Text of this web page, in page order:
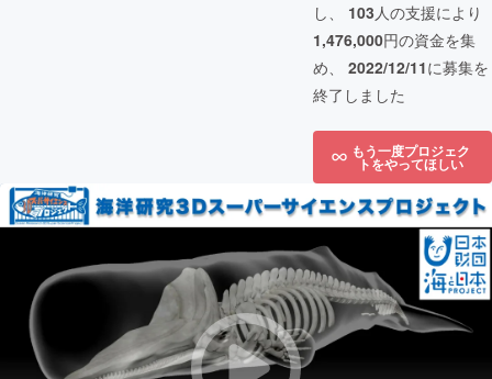
し、 103人の支援により
1,476,000円の資金を集
め、 2022/12/11に募集を
終了しました
もう一度プロジェク
トをやってほしい